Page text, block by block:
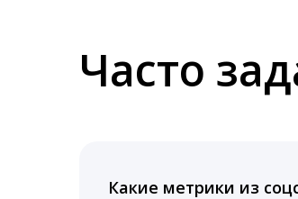
Часто
Какие метрики из